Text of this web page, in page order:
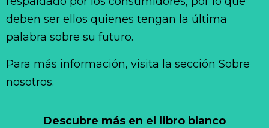
Descubre más en el libro blanco
deben ser ellos quienes tengan la última
palabra sobre su futuro.
Para más información, visita la sección Sobre
nosotros.